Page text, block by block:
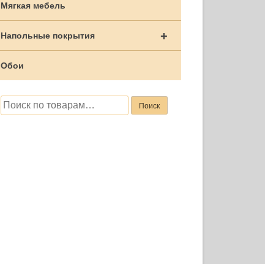
Мягкая мебель
+
Напольные покрытия
Обои
Искать: Поиск